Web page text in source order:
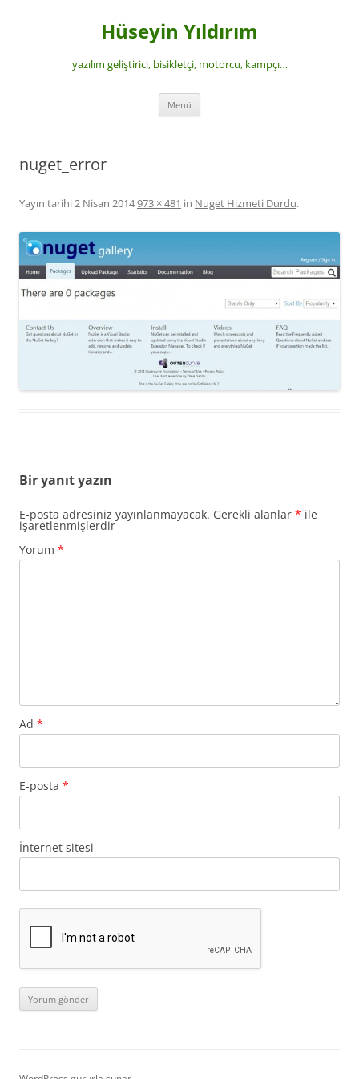
Hüseyin Yıldırım
yazılım geliştirici, bisikletçi, motorcu, kampçı…
Menü
nuget_error
Yayın tarihi2 Nisan 2014973 × 481 in Nuget Hizmeti Durdu.
Bir yanıt yazın
E-posta adresiniz yayınlanmayacak. Gerekli alanlar * ile
işaretlenmişlerdir
Yorum *
Ad *
E-posta *
İnternet sitesi